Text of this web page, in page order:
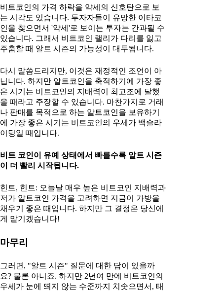
비트코인의 가격 하락을 약세의 신호탄으로 보
는 시각도 있습니다. 투자자들이 유망한 이타코
인을 찾으면서 '약세'로 보이는 투자는 간과될 수
있습니다. 그래서 비트코인 랠리가 다리를 잃고
주춤할 때 알트 시즌의 가능성이 대두됩니다.
다시 말씀드리지만, 이것은 재정적인 조언이 아
닙니다. 하지만 알트코인을 축적하기에 가장 좋
은 시기는 비트코인의 지배력이 최고조에 달했
을 때라고 주장할 수 있습니다. 마찬가지로 거래
나 판매를 목적으로 하는 알트코인을 보유하기
에 가장 좋은 시기는 비트코인의 우세가 백슬라
이딩일 때입니다.
비트 코인이 유예 상태에서 빠를수록 알트 시즌
이 더 빨리 시작됩니다.
힌트, 힌트: 오늘날 매우 높은 비트코인 지배력과
저가 알트코인 가격을 고려하면 지금이 가방을
채우기 좋은 때입니다. 하지만 그 결정은 당신에
게 맡기겠습니다!
마무리
그러면, "알트 시즌" 질문에 대한 답이 있을까
요? 물론 아니죠. 하지만 2년여 만에 비트코인의
우세가 눈에 띄지 않는 수준까지 치솟으면서, 태